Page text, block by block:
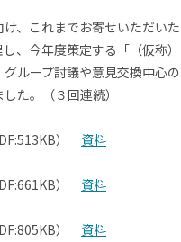
、これまでお寄せいただいた
、今年度策定する「（仮称）
ループ討議や意見交換中心の
た。（３回連続）
） 資料
） 資料
） 資料